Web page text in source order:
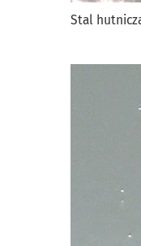
Stal